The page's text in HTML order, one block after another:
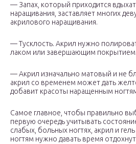
— Запах, который приходится
наращивания, заставляет многих
акрилового наращивания.
— Тусклость. Акрил нужно
лаком или завершающим покрытием.
— Акрил изначально матовый и не
акрил со временем может дать
добавит красоты наращенным
Самое главное, чтобы правильно
первую очередь учитывать
слабых, больных ногтях, акрил и
ногтям нужно давать время